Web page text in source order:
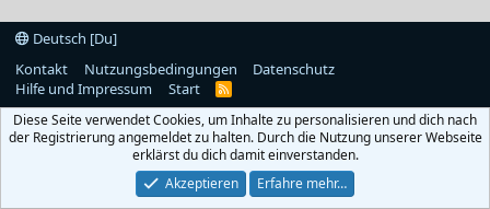
Deutsch [Du]
Kontakt
Nutzungsbedingungen
Datenschutz
Hilfe und Impressum
Start
R
S
Diese Seite verwendet Cookies, um Inhalte zu personalisieren und dich nach
der Registrierung angemeldet zu halten. Durch die Nutzung unserer Webseite
erklärst du dich damit einverstanden.
Akzeptieren
Erfahre mehr…